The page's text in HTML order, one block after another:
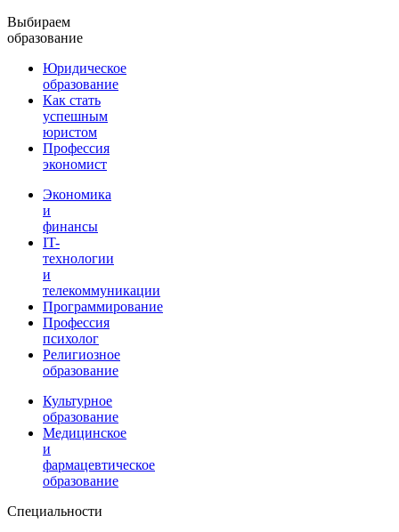
Выбираем
образование
Юридическое
образование
Как стать
успешным
юристом
Профессия
экономист
Экономика
и
финансы
IT-
технологии
и
телекоммуникации
Программирование
Профессия
психолог
Религиозное
образование
Культурное
образование
Медицинское
и
фармацевтическое
образование
Специальности